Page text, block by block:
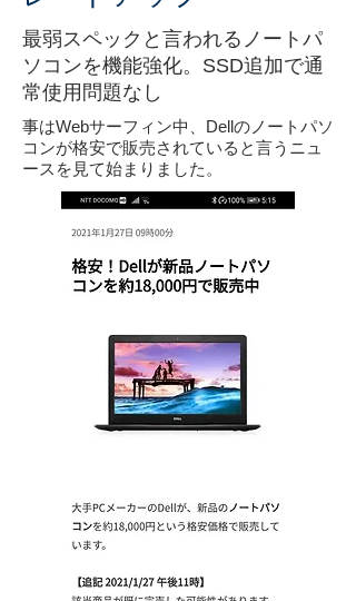
最弱スペックと言われるノートパ
ソコンを機能強化。SSD追加で通
常使用問題なし
事はWebサーフィン中、Dellのノートパソ
コンが格安で販売されていると言うニュ
ースを見て始まりました。